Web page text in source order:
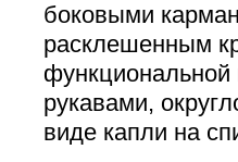
боковыми
расклешенным
функциональной
рукавами,
виде капли на